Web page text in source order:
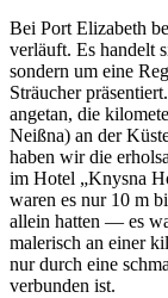
Bei Port Elizabeth
verläuft. Es handelt
sondern um eine
Sträucher
angetan, die
Neißna) an der
haben wir die
im Hotel
Knysna
waren es nur 10 m
allein hatten — es
malerisch an einer
nur durch eine
verbunden ist.